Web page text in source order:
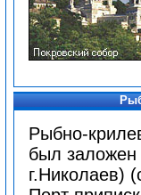
Р
Рыбно-
был заложен
г.Николаев)